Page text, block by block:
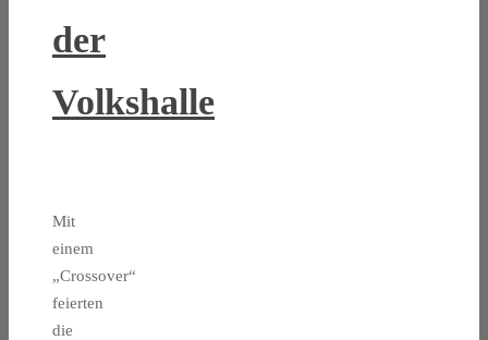
der
Volkshalle
Mit
einem
„Crossover“
feierten
die